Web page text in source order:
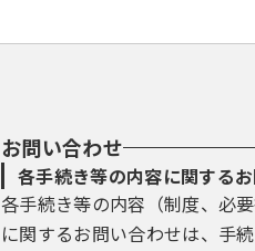
お問い合わせ
各手続き等の内容に関する
各手続き等の内容（制度、必
に関するお問い合わせは、手